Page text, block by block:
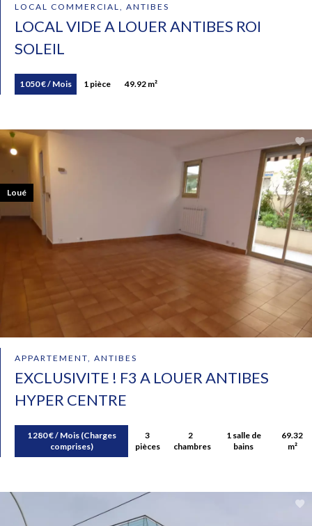
LOCAL COMMERCIAL, ANTIBES
LOCAL VIDE A LOUER ANTIBES ROI
SOLEIL
1 050 € / Mois 1 pièce 49.92 m²
APPARTEMENT, ANTIBES
EXCLUSIVITE ! F3 A LOUER ANTIBES
HYPER CENTRE
1 280 € / Mois (Charges
comprises)
3
pièces
2
chambres
1 salle de
bains
69.32
m²
Loué